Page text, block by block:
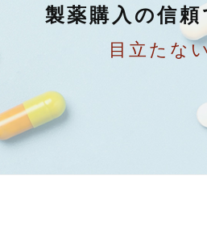
製薬購入の信
目立たな